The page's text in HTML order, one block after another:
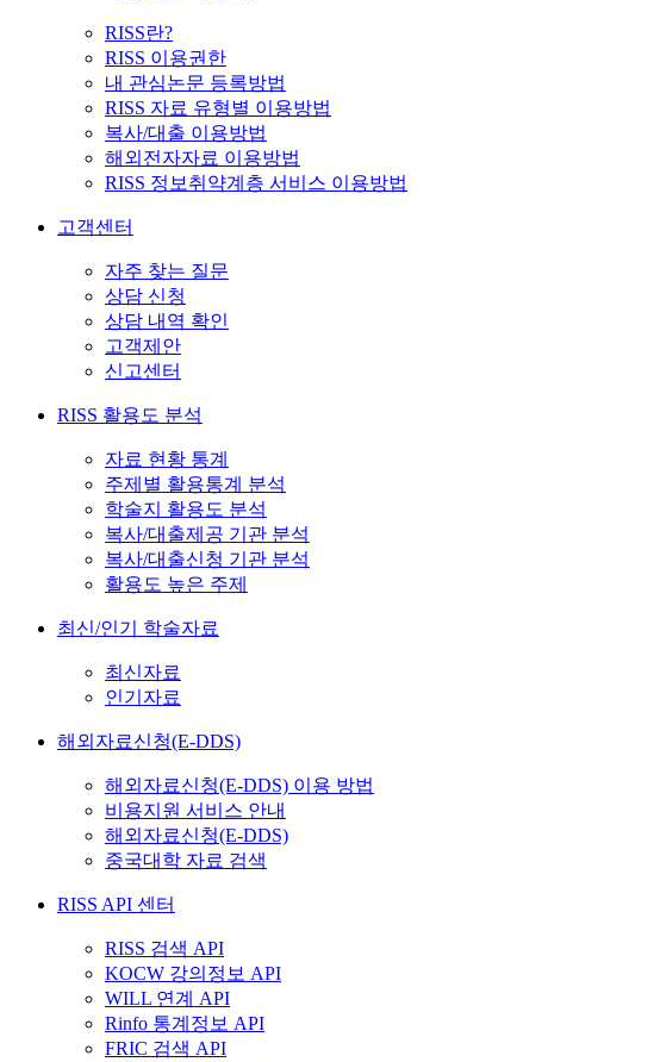
RISS란?
RISS 이용권한
내 관심논문 등록방법
RISS 자료 유형별 이용방법
복사/대출 이용방법
해외전자자료 이용방법
RISS 정보취약계층 서비스 이용방법
고객센터
자주 찾는 질문
상담 신청
상담 내역 확인
고객제안
신고센터
RISS 활용도 분석
자료 현황 통계
주제별 활용통계 분석
학술지 활용도 분석
복사/대출제공 기관 분석
복사/대출신청 기관 분석
활용도 높은 주제
최신/인기 학술자료
최신자료
인기자료
해외자료신청(E-DDS)
해외자료신청(E-DDS) 이용 방법
비용지원 서비스 안내
해외자료신청(E-DDS)
중국대학 자료 검색
RISS API 센터
RISS 검색 API
KOCW 강의정보 API
WILL 연계 API
Rinfo 통계정보 API
FRIC 검색 API